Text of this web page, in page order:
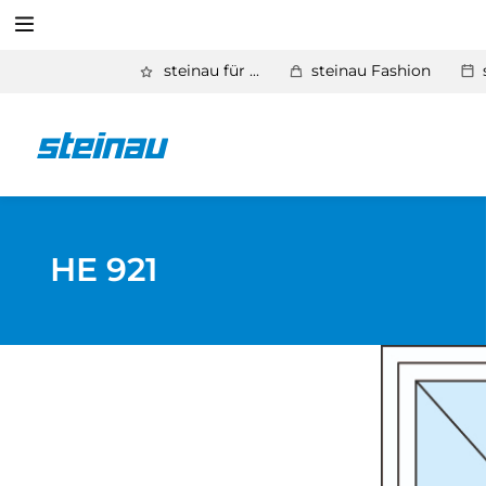
Produkte
Basic Aktionen 2026
steinau für ... steinau Fashion
HE 921